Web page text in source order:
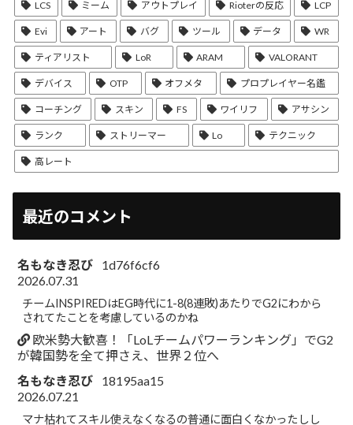
LCS ミーム アウトプレイ Rioterの反応 LCP
Evi アート バグ ツール データ WR
ティアリスト LoR ARAM VALORANT
デバイス OTP オフメタ プロプレイヤー名鑑
コーチング スキン FS ワイリフ アサシン
ランク ストリーマー Lo テクニック
高レート
最近のコメント
名もなき忍び
1d76f6cf6
2026.07.31
チームINSPIREDはEG時代に1-8(8連敗)あたりでG2にわから
されてたことを考慮しているのかね
欧米勢大歓喜！「LoLチームパワーランキング」でG2
が韓国勢を全て押さえ、世界２位へ
名もなき忍び
18195aa15
2026.07.21
マナ枯れてスキル使えなくなるの普通に面白くなかったしし